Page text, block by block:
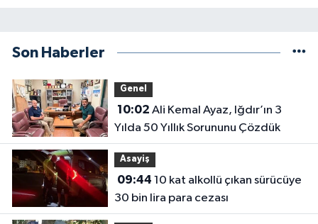
Son Haberler
Genel
10:02
Yılda 50 Yıllık Sorununu Çözdük
Asayiş
09:44
30 bin lira para cezası